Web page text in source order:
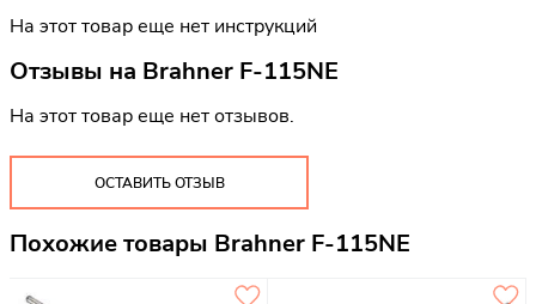
На этот товар еще нет инструкций
Отзывы на Brahner F-115NE
На этот товар еще нет отзывов.
ОСТАВИТЬ ОТЗЫВ
Похожие товары Brahner F-115NE